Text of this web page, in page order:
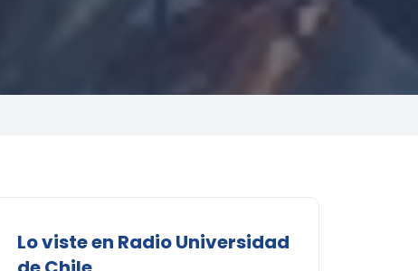
Lo viste en Radio Universidad